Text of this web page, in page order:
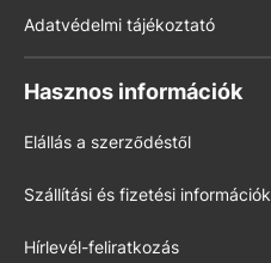
Adatvédelmi tájékoztató
Hasznos információk
Elállás a szerződéstől
Szállítási és fizetési információk
Hírlevél-feliratkozás